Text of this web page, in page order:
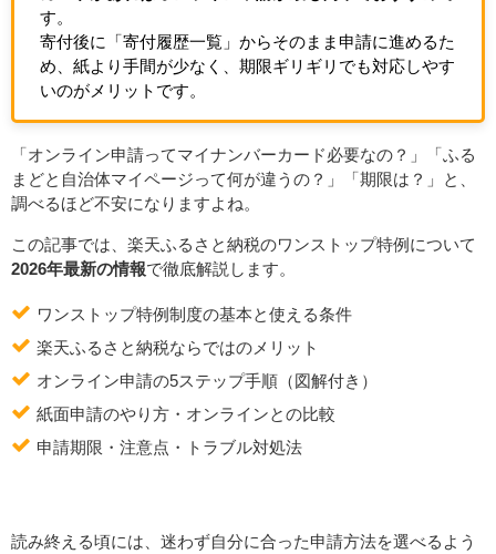
す。
寄付後に「寄付履歴一覧」からそのまま申請に進めるた
め、紙より手間が少なく、期限ギリギリでも対応しやす
いのがメリットです。
「オンライン申請ってマイナンバーカード必要なの？」「ふる
まどと自治体マイページって何が違うの？」「期限は？」と、
調べるほど不安になりますよね。
この記事では、楽天ふるさと納税のワンストップ特例について
2026年最新の情報で徹底解説します。
ワンストップ特例制度の基本と使える条件
楽天ふるさと納税ならではのメリット
オンライン申請の5ステップ手順（図解付き）
紙面申請のやり方・オンラインとの比較
申請期限・注意点・トラブル対処法
読み終える頃には、迷わず自分に合った申請方法を選べるよう